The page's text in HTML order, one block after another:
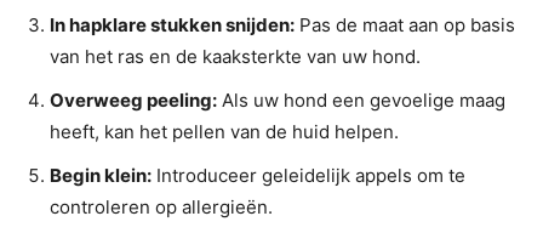
In hapklare stukken snijden: Pas de maat aan op basis
van het ras en de kaaksterkte van uw hond.
Overweeg peeling: Als uw hond een gevoelige maag
heeft, kan het pellen van de huid helpen.
Begin klein: Introduceer geleidelijk appels om te
controleren op allergieën.